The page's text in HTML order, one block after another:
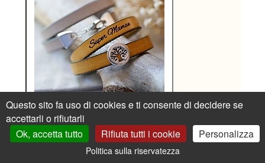
Bracciale in pelle personalizzato, decorato con
un albero della vita cabochon
23.00 €
Questo sito fa uso di cookies e ti consente di decidere se
accettarli o rifiutarli
Ok, accetta tutto
Rifiuta tutti i cookie Personalizza
Politica sulla riservatezza